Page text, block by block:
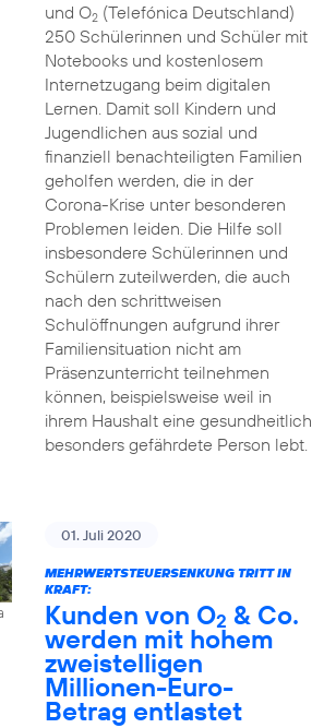
und O2(Telefónica Deutschland)
250 Schülerinnen und Schüler mit
Notebooks und kostenlosem
Internetzugang beim digitalen
Lernen. Damit soll Kindern und
Jugendlichen aus sozial und
finanziell benachteiligten Familien
geholfen werden, die in der
Corona-Krise unter besonderen
Problemen leiden. Die Hilfe soll
insbesondere Schülerinnen und
Schülern zuteilwerden, die auch
nach den schrittweisen
Schulöffnungen aufgrund ihrer
Familiensituation nicht am
Präsenzunterricht teilnehmen
können, beispielsweise weil in
ihrem Haushalt eine gesundheitlich
besonders gefährdete Person lebt.
01. Juli 2020
MEHRWERTSTEUERSENKUNG TRITT IN
KRAFT:
Kunden von O2 & Co.
werden mit hohem
zweistelligen
Millionen-Euro-
Betrag entlastet